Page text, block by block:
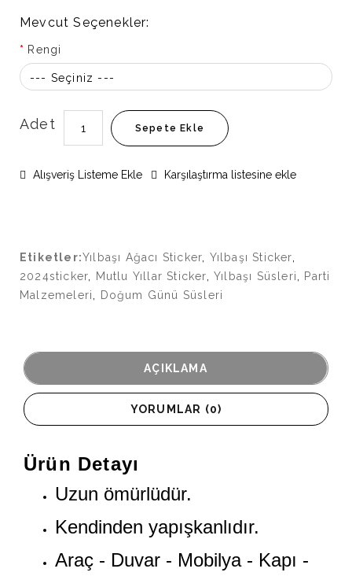
Mevcut Seçenekler:
Rengi
--- Seçiniz ---
Adet Sepete Ekle
Alışveriş Listeme Ekle Karşılaştırma listesine ekle
Etiketler:Yılbaşı Ağacı Sticker Yılbaşı Sticker
2024sticker
Mutlu Yıllar Sticker ,Yılbaşı Süsleri
Parti
Malzemeleri
Doğum Günü Süsleri
AÇIKLAMA
YORUMLAR (0)
Ürün Detayı
Uzun ömürlüdür.
Kendinden yapışkanlıdır.
Araç - Duvar - Mobilya - Kapı -